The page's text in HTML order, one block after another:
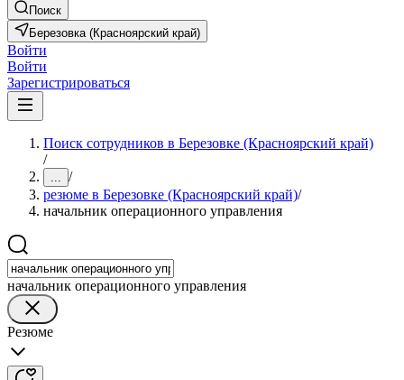
Поиск
Березовка (Красноярский край)
Войти
Войти
Зарегистрироваться
Поиск сотрудников в Березовке (Красноярский край)
/
... /
резюме в Березовке (Красноярский край)/
начальник операционного управления
начальник операционного управления
Резюме